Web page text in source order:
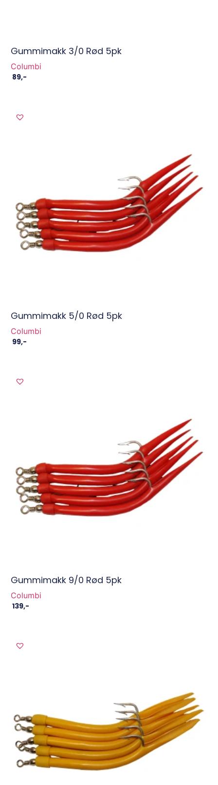
Gummimakk 3/0 Rød 5pk
Columbi
89,-
Gummimakk 5/0 Rød 5pk
Columbi
99,-
Gummimakk 9/0 Rød 5pk
Columbi
139,-